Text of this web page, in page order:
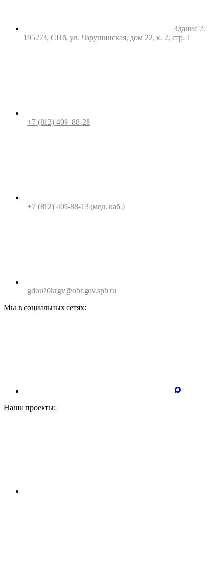
Здание 2.
195273, СПб, ул. Чарушинская, дом 22, к. 2, стр. 1
+7 (812) 409–88-28
+7 (812) 409-88-13 (мед. каб.)
gdou20krgv@obr.gov.spb.ru
Мы в социальных сетях:
Наши проекты: